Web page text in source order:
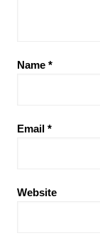
Name *
Email *
Website